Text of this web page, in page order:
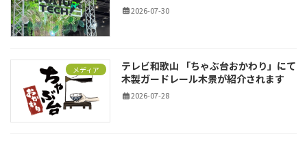
2026-07-30
メディア
テレビ和歌山 「ちゃぶ台おかわり」にて
木製ガードレール木景が紹介されます
2026-07-28